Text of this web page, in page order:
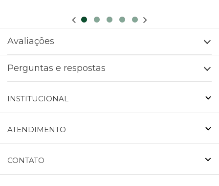
Avaliações
Perguntas e respostas
INSTITUCIONAL
ATENDIMENTO
CONTATO